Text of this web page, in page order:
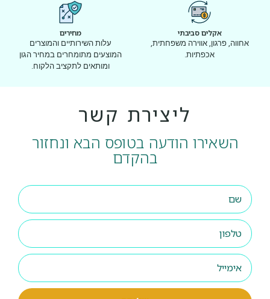
אקלים סביבתי
אחווה, פרגון, אווירה משפחתית,
אכפתיות.
מחירים
עלות השירותיים והמוצרים
המוצעים מתומחרים במחיר הגון
ומותאים לתקציב הלקוח.
ליצירת קשר
השאירו הודעה בטופס הבא ונחזור
בהקדם